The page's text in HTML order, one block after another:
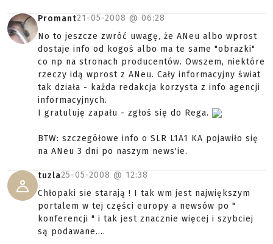
Promant21-05-2008 @ 06:28
No to jeszcze zwróć uwagę, że ANeu albo wprost
dostaje info od kogoś albo ma te same "obrazki"
co np na stronach producentów. Owszem, niektóre
rzeczy idą wprost z ANeu. Cały informacyjny świat
tak działa - każda redakcja korzysta z info agencji
informacyjnych.
I gratuluję zapału - zgłoś się do Rega.
BTW: szczegółowe info o SLR L1A1 KA pojawiło się
na ANeu 3 dni po naszym news'ie.
tuzla25-05-2008 @ 12:38
Chłopaki sie starają ! I tak wm jest największym
portalem w tej części europy a newsów po "
konferencji " i tak jest znacznie więcej i szybciej
są podawane....